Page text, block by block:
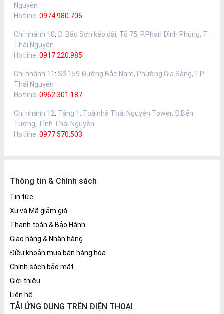
Nguyên
Hotline: 0974.980.706
Chi nhánh 10: Đ. Bắc Sơn kéo dài, Tổ 75, P.Phan Đình Phùng, T.
Thái Nguyên
Hotline: 0917.220.985
Chi nhánh 11 : Số 159 Đường Bắc Nam, Phường Gia Sàng, TP.
Thái Nguyên
Hotline: 0962.301.187
Chi nhánh 12: Tầng 1, Toà nhà Thái Nguyên Tower, Đ.Bến
Tượng, Tỉnh Thái Nguyên
Hotline: 0977.570.503
Thông tin & Chính sách
Tin tức
Xu và Mã giảm giá
Thanh toán & Bảo Hành
Giao hàng & Nhận hàng
Điều khoản mua bán hàng hóa
Chính sách bảo mật
Giới thiệu
Liên hệ
TẢI ỨNG DỤNG TRÊN ĐIỆN THOẠI